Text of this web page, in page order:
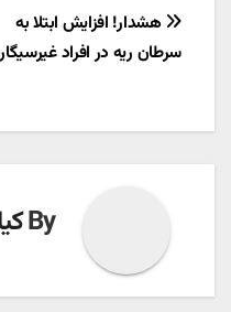
راهبری
نوشته
هشدار! افزایش ابتلا به
سرطان ریه در افراد
By